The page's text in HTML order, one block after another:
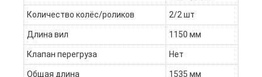
Количество колёс/роликов 2/2 шт
Длина вил 1150 мм
Клапан перегруза Нет
Общая длина 1535 мм